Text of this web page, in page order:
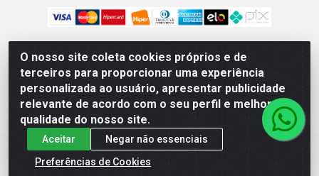
O nosso site coleta cookies próprios e de
terceiros para proporcionar uma experiência
personalizada ao usuário, apresentar publicidade
relevante de acordo com o seu perfil e melhorar a
qualidade do nosso site.
Aceitar
Negar não essenciais
Preferências de Cookies
Machado Carnes Distribuidora de Alimentos LTDA -
Logradouro: Avenida Candido Aleixo, 148 - Centro - Oeiras/PI
- CEP 64.500-000 - 31.391.008/0001-50